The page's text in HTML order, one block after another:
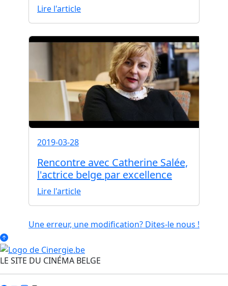
Lire l'article
2019-03-28
Rencontre avec Catherine Salée,
l'actrice belge par excellence
Lire l'article
Une erreur, une modification? Dites-le nous !
LE SITE DU CINÉMA BELGE